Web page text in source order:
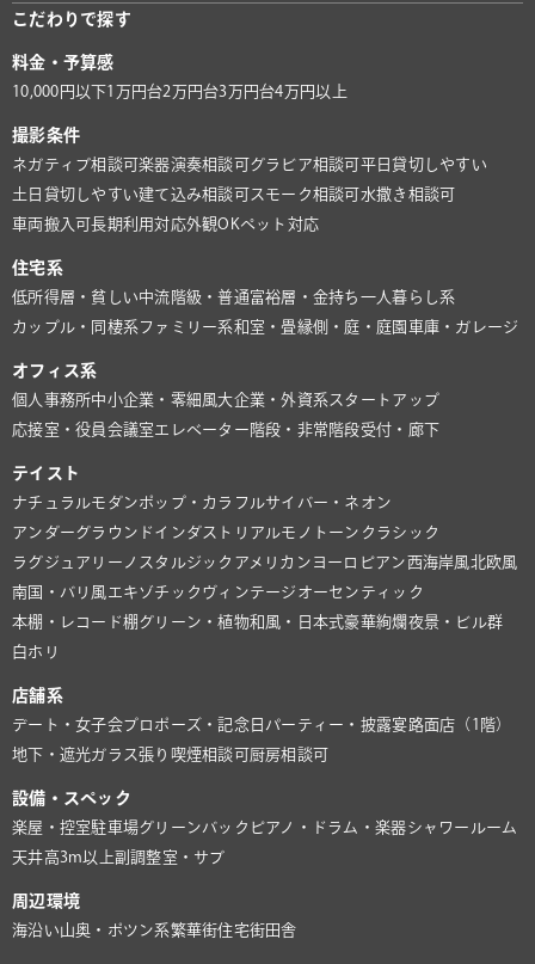
こだわりで探す
料金・予算感
10,000円以下1万円台2万円台3万円台4万円以上
撮影条件
ネガティブ相談可楽器演奏相談可 グラビア相談可 平日貸切しやすい
土日貸切しやすい建て込み相談可 スモーク相談可 水撒き相談可
車両搬入可長期利用対応外観OKペット対応
住宅系
低所得層・貧しい中流階級・普通富裕層・金持ち 一人暮らし系
カップル・同棲系ファミリー系和室・畳縁側・庭・庭園 車庫・ガレージ
オフィス系
個人事務所中小企業・零細風大企業・外資系スタートアップ
応接室・役員会議室 エレベーター 階段・非常階段受付・廊下
テイスト
ナチュラルモダンポップ・カラフルサイバー・ネオン
アンダーグラウンド インダストリアルモノトーン クラシック
ラグジュアリー ノスタルジック アメリカン ヨーロピアン 西海岸風北欧風
南国・バリ風 エキゾチック ヴィンテージ オーセンティック
本棚・レコード棚グリーン・植物和風・日本式豪華絢爛夜景・ビル群
白ホリ
店舗系
デート・女子会プロポーズ・記念日 パーティー・披露宴路面店（1階）
地下・遮光ガラス張り 喫煙相談可 厨房相談可
設備・スペック
楽屋・控室駐車場グリーンバック ピアノ・ドラム・楽器シャワールーム
天井高3m以上副調整室・サブ
周辺環境
海沿い山奥・ポツン系繁華街住宅街田舎